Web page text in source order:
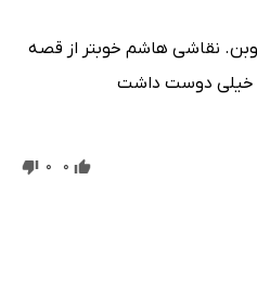
نقاشی هاشم خوبتر از قصه
خیلی دوست داشت
0
0